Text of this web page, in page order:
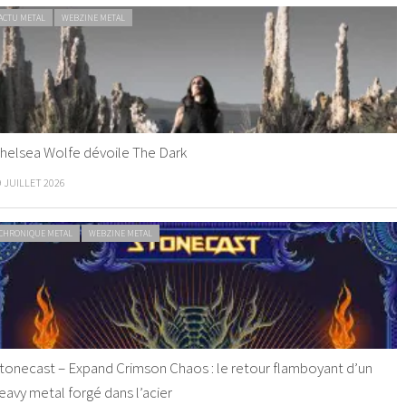
METAL WEBZINE METAL
Wolfe dévoile The Dark
JUILLET 2026
METAL WEBZINE METAL
– Expand Crimson Chaos : le retour flamboyant d’un
metal forgé dans l’acier